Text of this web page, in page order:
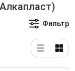
Фильтр